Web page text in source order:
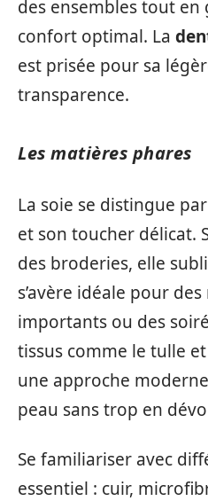
des ensembles tout
confort optimal. La
est prisée pour sa
transparence.
Les matières phares
La soie se distingue
et son toucher délicat.
des broderies, elle
s’avère idéale pour
importants ou des
tissus comme le tulle
une approche
peau sans trop en
Se familiariser avec
essentiel : cuir,